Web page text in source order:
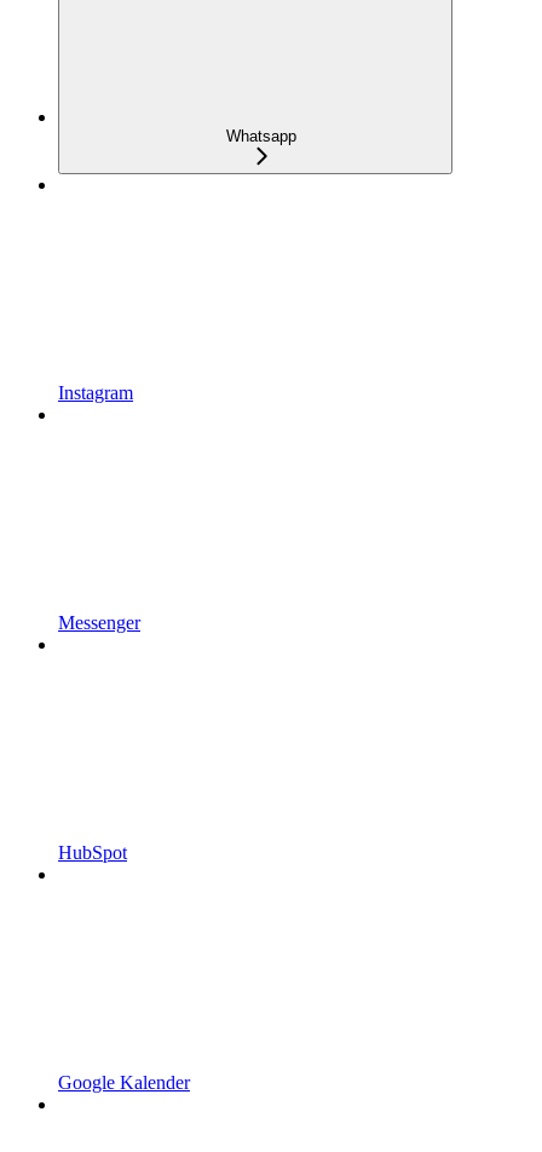
Whatsapp
Instagram
Messenger
HubSpot
Google Kalender